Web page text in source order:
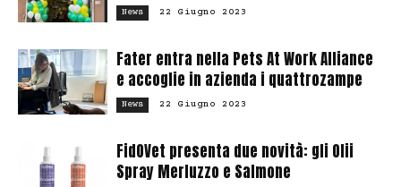
News 22 Giugno 2023
Fater entra nella Pets At Work Alliance
e accoglie in azienda i quattrozampe
News 22 Giugno 2023
FidOVet presenta due novità: gli Olii
Spray Merluzzo e Salmone